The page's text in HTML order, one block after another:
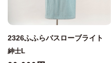
2326ふふらバスローブライト
紳士L